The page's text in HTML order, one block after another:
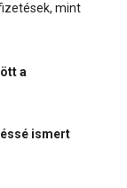
mint
a
ismert